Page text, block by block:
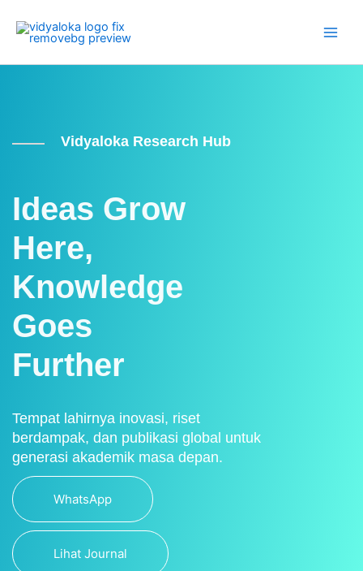
content
Vidyaloka Research Hub
Ideas Grow
Here,
Knowledge
Goes
Further
Tempat lahirnya inovasi, riset
berdampak, dan publikasi global untuk
generasi akademik masa depan.
WhatsApp
Lihat Journal